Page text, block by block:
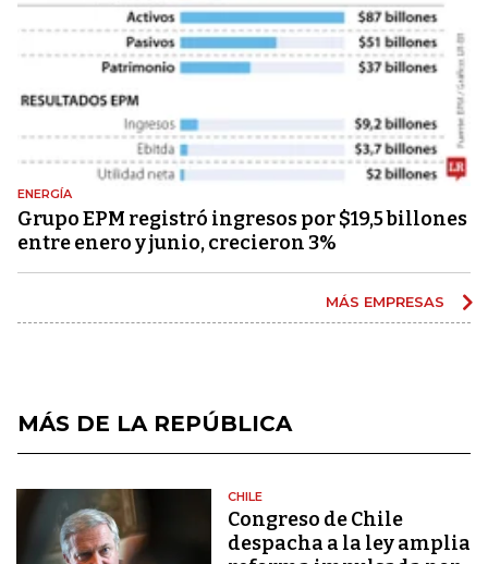
ENERGÍA
Grupo EPM registró ingresos por $19,5 billones
entre enero y junio, crecieron 3%
MÁS EMPRESAS
MÁS DE LA REPÚBLICA
CHILE
Congreso de Chile
despacha a la ley amplia